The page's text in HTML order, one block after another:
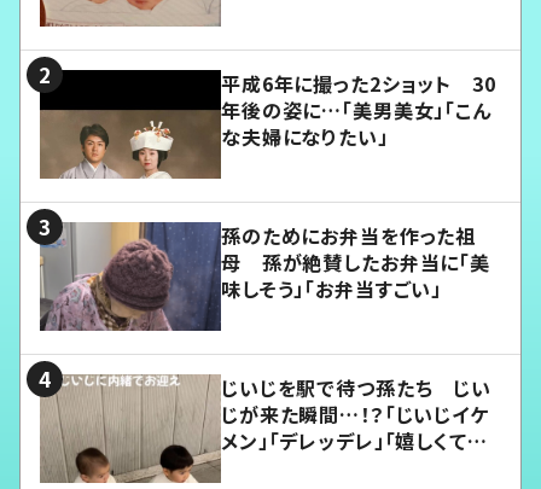
平成6年に撮った2ショット 30
年後の姿に…「美男美女」「こん
な夫婦になりたい」
孫のためにお弁当を作った祖
母 孫が絶賛したお弁当に「美
味しそう」「お弁当すごい」
じいじを駅で待つ孫たち じい
じが来た瞬間…！？「じいじイケ
メン」「デレッデレ」「嬉しくて可